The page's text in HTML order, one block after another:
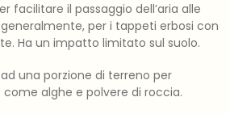
facilitare il passaggio dell’aria alle
per i tappeti erbosi con
Ha un impatto limitato sul suolo.
una porzione di terreno per
alghe e polvere di roccia.